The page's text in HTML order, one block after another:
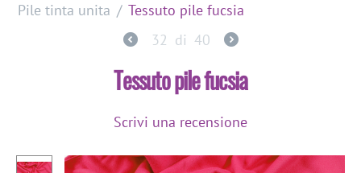
Pile tinta unita / Tessuto pile fucsia
32 di 40
Tessuto pile fucsia
Scrivi una recensione